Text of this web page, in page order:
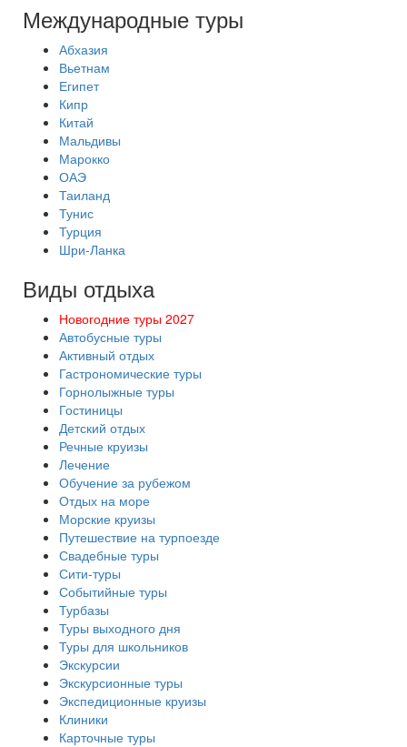
Международные туры
Абхазия
Вьетнам
Египет
Кипр
Китай
Мальдивы
Марокко
ОАЭ
Таиланд
Тунис
Турция
Шри-Ланка
Виды отдыха
Новогодние туры 2027
Автобусные туры
Активный отдых
Гастрономические туры
Горнолыжные туры
Гостиницы
Детский отдых
Речные круизы
Лечение
Обучение за рубежом
Отдых на море
Морские круизы
Путешествие на турпоезде
Свадебные туры
Сити-туры
Событийные туры
Турбазы
Туры выходного дня
Туры для школьников
Экскурсии
Экскурсионные туры
Экспедиционные круизы
Клиники
Карточные туры